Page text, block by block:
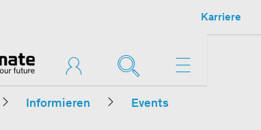
Karriere
Informieren Events